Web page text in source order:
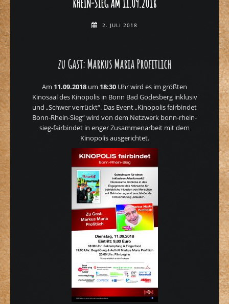
RHEIN-SIEG AM 11.09.2018
2. JULI 2018
zu Gast: Markus Maria Profitlich
Am 11.09.2018 um 18:30 Uhr wird es im größten
Kinosaal des Kinopolis in Bonn Bad Godesberg inklusiv
und „Schwer verrückt“. Das Event „Kinopolis fairbindet
Bonn-Rhein-Sieg“ wird von dem Netzwerk bonn-rhein-
sieg-fairbindet in enger Zusammenarbeit mit dem
Kinopolis ausgerichtet.